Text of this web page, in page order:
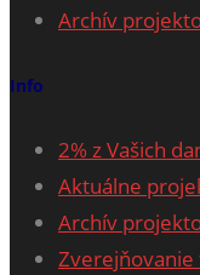
Archív
Info
2% z Vašich
Aktuálne
Archív